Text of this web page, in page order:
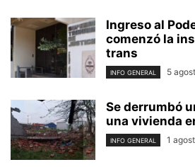
Ingreso al
comenzó la
trans
INFO GENERAL 5
Se derrumbó
una vivienda
INFO GENERAL 1